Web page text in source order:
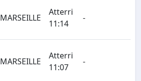
MARSEILLE
Atterri
11:14
-
MARSEILLE
Atterri
11:07
-